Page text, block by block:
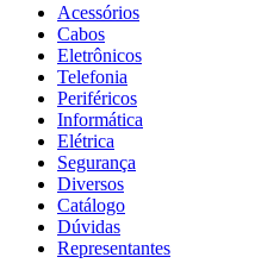
Acessórios
Cabos
Eletrônicos
Telefonia
Periféricos
Informática
Elétrica
Segurança
Diversos
Catálogo
Dúvidas
Representantes